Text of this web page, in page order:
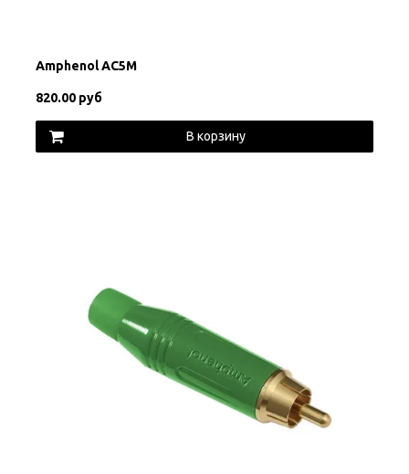
Amphenol AC5M
820.00 руб
В корзину